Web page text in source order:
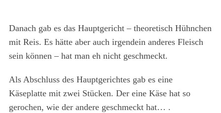
Danach gab es das Hauptgericht – theoretisch Hühnchen
mit Reis. Es hätte aber auch irgendein anderes Fleisch
sein können – hat man eh nicht geschmeckt.
Als Abschluss des Hauptgerichtes gab es eine
Käseplatte mit zwei Stücken. Der eine Käse hat so
gerochen, wie der andere geschmeckt hat… .